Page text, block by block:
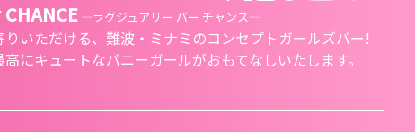
―ラグジュアリー バー チャンス―
いただける、 難波・ミナミのコンセプトガールズバー!
にキュートなバニーガールがおもてなしいたします。